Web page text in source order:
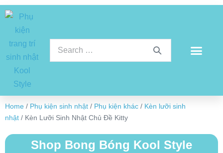
Home / Phụ kiện sinh nhật / Phụ kiện khác / Kèn lưỡi sinh
nhật / Kèn Lưỡi Sinh Nhật Chủ Đề Kitty
Shop Bong Bóng Kool Style